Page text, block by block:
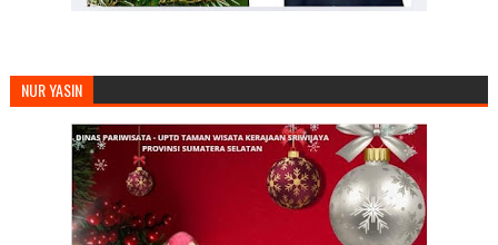
NUR YASIN